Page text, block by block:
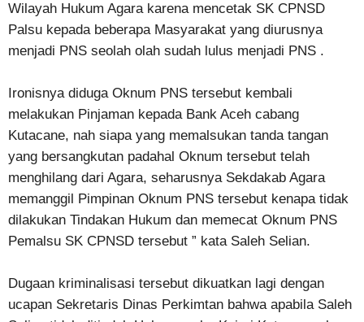
Wilayah Hukum Agara karena mencetak SK CPNSD
Palsu kepada beberapa Masyarakat yang diurusnya
menjadi PNS seolah olah sudah lulus menjadi PNS .
Ironisnya diduga Oknum PNS tersebut kembali
melakukan Pinjaman kepada Bank Aceh cabang
Kutacane, nah siapa yang memalsukan tanda tangan
yang bersangkutan padahal Oknum tersebut telah
menghilang dari Agara, seharusnya Sekdakab Agara
memanggil Pimpinan Oknum PNS tersebut kenapa tidak
dilakukan Tindakan Hukum dan memecat Oknum PNS
Pemalsu SK CPNSD tersebut ” kata Saleh Selian.
Dugaan kriminalisasi tersebut dikuatkan lagi dengan
ucapan Sekretaris Dinas Perkimtan bahwa apabila Saleh